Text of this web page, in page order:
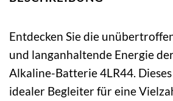
Entdecken Sie die
und langanhaltende Energie
Alkaline-Batterie 4LR44.
idealer Begleiter für eine